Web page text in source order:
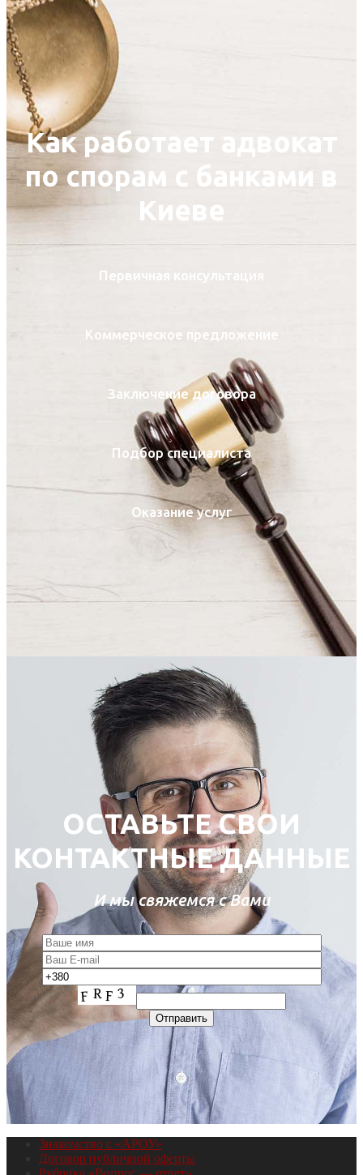
Как работает адвокат
по спорам с банками в
Киеве
Первичная консультация
Коммерческое предложение
Заключение договора
Подбор специалиста
Оказание услуг
ОСТАВЬТЕ СВОИ
КОНТАКТНЫЕ ДАННЫЕ
И мы свяжемся с Вами
Знакомство с «АРОУ»
Договор публичной оферты